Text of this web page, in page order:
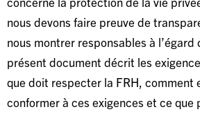
nous devons faire preuve de
nous montrer responsables à l’égard
présent document décrit les
que doit respecter la FRH, comment
conformer à ces exigences et ce que